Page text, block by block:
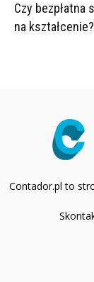
Czy bezpłatna
na kształcenie?
Contador.pl to